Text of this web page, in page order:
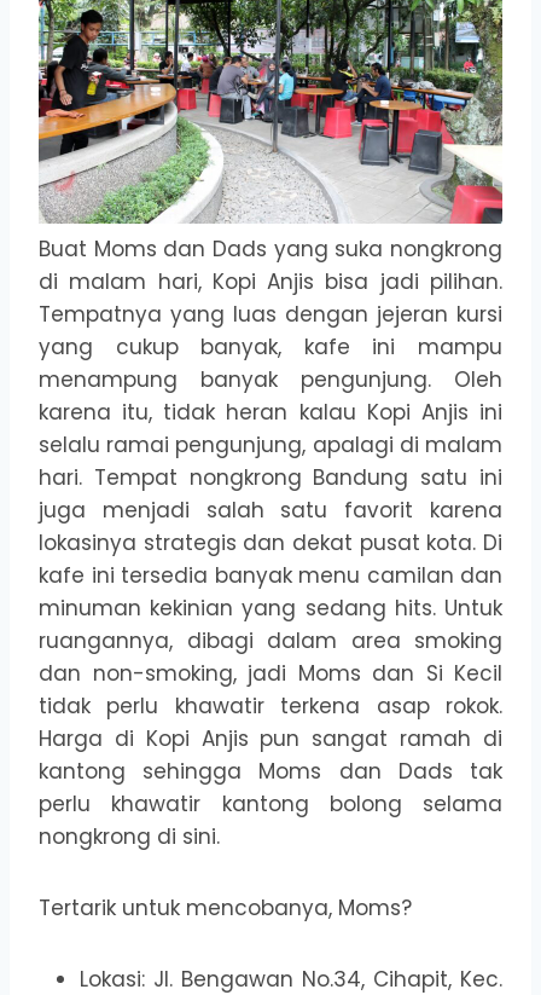
Buat Moms dan Dads yang suka nongkrong
di malam hari, Kopi Anjis bisa jadi pilihan.
Tempatnya yang luas dengan jejeran kursi
yang cukup banyak, kafe ini mampu
menampung banyak pengunjung. Oleh
karena itu, tidak heran kalau Kopi Anjis ini
selalu ramai pengunjung, apalagi di malam
hari. Tempat nongkrong Bandung satu ini
juga menjadi salah satu favorit karena
lokasinya strategis dan dekat pusat kota. Di
kafe ini tersedia banyak menu camilan dan
minuman kekinian yang sedang hits. Untuk
ruangannya, dibagi dalam area smoking
dan non-smoking, jadi Moms dan Si Kecil
tidak perlu khawatir terkena asap rokok.
Harga di Kopi Anjis pun sangat ramah di
kantong sehingga Moms dan Dads tak
perlu khawatir kantong bolong selama
nongkrong di sini.
Tertarik untuk mencobanya, Moms?
Lokasi: Jl. Bengawan No.34, Cihapit, Kec.